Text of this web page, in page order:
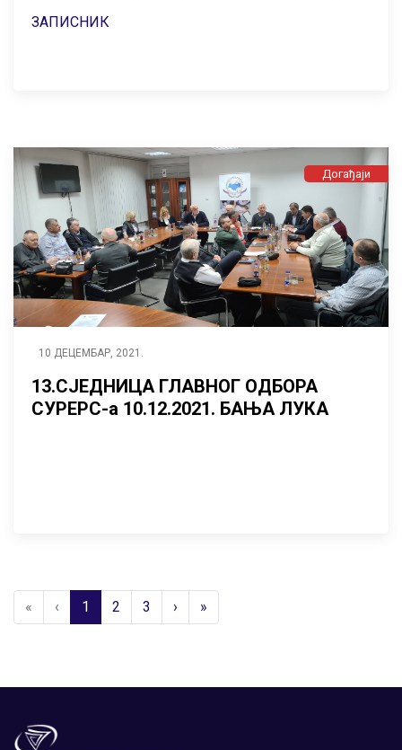
ЗАПИСНИК
Догађаји
10 ДЕЦЕМБАР, 2021.
13.СЈЕДНИЦА ГЛАВНОГ ОДБОРА
СУРЕРС-а 10.12.2021. БАЊА ЛУКА
« ‹ 1 2 3 › »